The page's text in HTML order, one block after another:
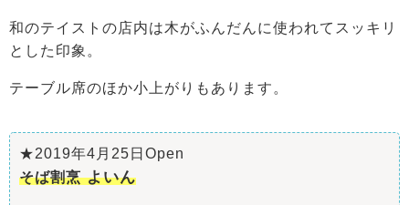
和のテイストの店内は木がふんだんに使われてスッキリ
とした印象。
テーブル席のほか小上がりもあります。
★2019年4月25日Open
そば割烹よいん